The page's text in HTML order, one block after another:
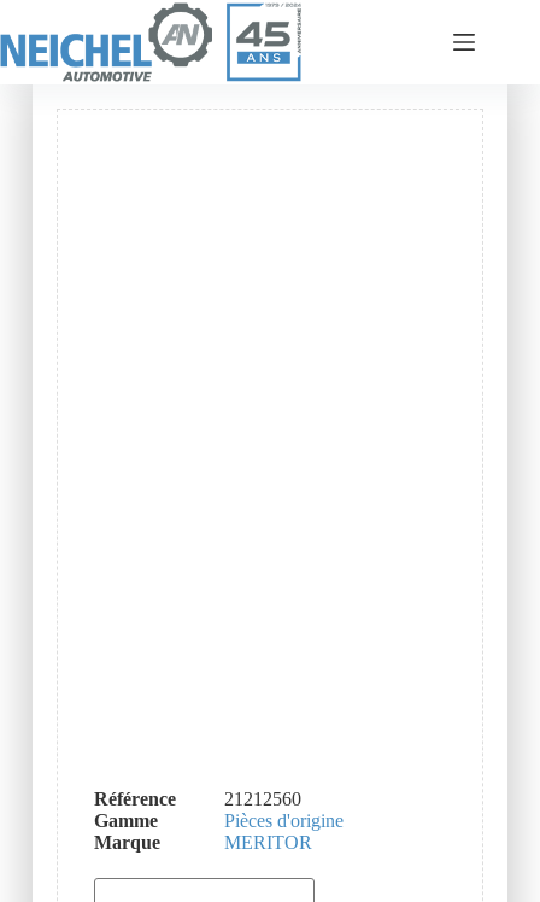
Référence
21212560
Gamme
Pièces d'origine
Marque
MERITOR